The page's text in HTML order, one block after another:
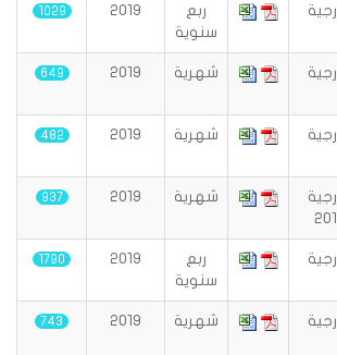
ربع
سنوية
2019
1029
شهرية 2019
649
شهرية 2019
482
شهرية 2019
937
ربع
سنوية
2019
1790
شهرية 2019
743